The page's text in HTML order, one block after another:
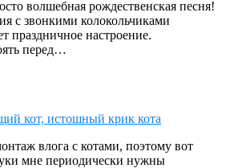
волшебная рождественская песня!
с звонкими колокольчиками
праздничное настроение.
перед…
кот, истошный крик кота
влога с котами, поэтому вот
мне периодически нужны